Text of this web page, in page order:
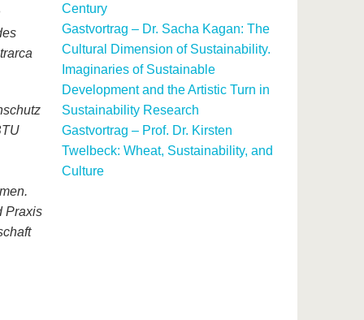
Praxis
Century
Gastvortrag – Dr. Sacha Kagan: The
Cultural Dimension of Sustainability.
Imaginaries of Sustainable
Development and the Artistic Turn in
Sustainability Research
Gastvortrag – Prof. Dr. Kirsten
Twelbeck: Wheat, Sustainability, and
Culture